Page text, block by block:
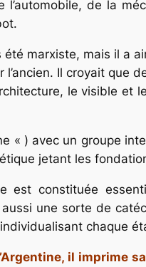
de la
été marxiste, mais il a
Il croyait que
le visible et
« ) avec un groupe
jetant les
est constituée
une sorte de
chaque
il imprime